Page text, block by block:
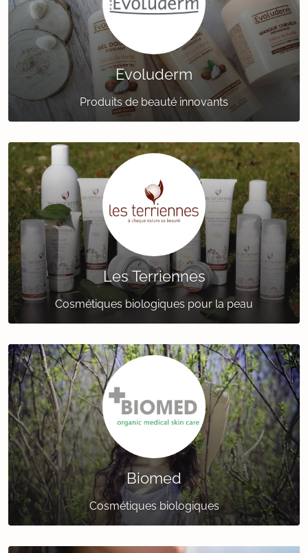
Evoluderm
Produits de beauté innovants
Les Terriennes
Cosmétiques biologiques pour la peau
Biomed
Cosmétiques biologiques